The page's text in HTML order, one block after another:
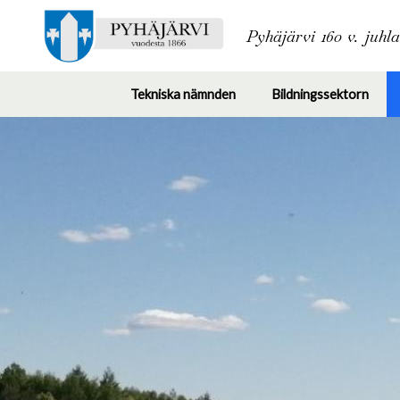
Pyhäjärvi 160 v.
Tekniska nämnden
Toggle
submenu
Bildningssektorn